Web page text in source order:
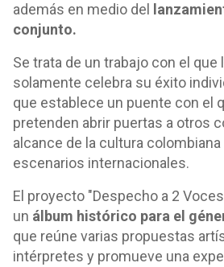
además en medio del
conjunto.
Se trata de un trabajo con el que
solamente celebra su éxito
que establece un puente con el
pretenden abrir puertas a otros
alcance de la cultura
escenarios internacionales.
El proyecto "Despecho a 2
un álbum histórico para el
que reúne varias propuestas
intérpretes y promueve una